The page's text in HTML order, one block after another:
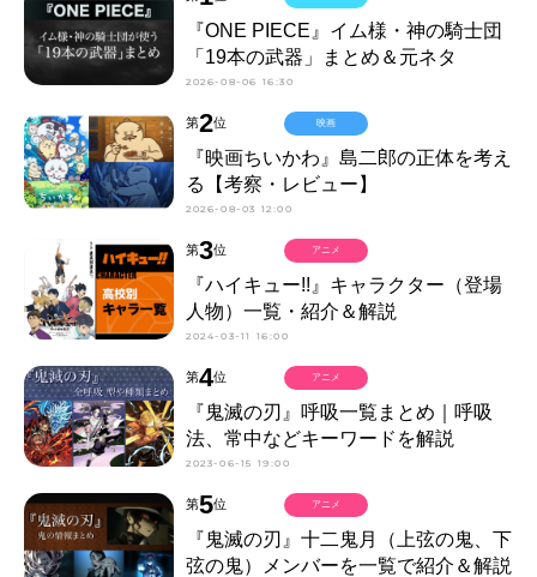
『ONE PIECE』イム様・神の騎士団
「19本の武器」まとめ＆元ネタ
2026-08-06 16:30
第2位
『映画ちいかわ』島二郎の正体を考え
る【考察・レビュー】
2026-08-03 12:00
映画
第3位
『ハイキュー!!』キャラクター（登場
人物）一覧・紹介＆解説
2024-03-11 16:00
アニメ
第4位
『鬼滅の刃』呼吸一覧まとめ｜呼吸
法、常中などキーワードを解説
2023-06-15 19:00
アニメ
第5位
『鬼滅の刃』十二鬼月（上弦の鬼、下
弦の鬼）メンバーを一覧で紹介＆解説
アニメ